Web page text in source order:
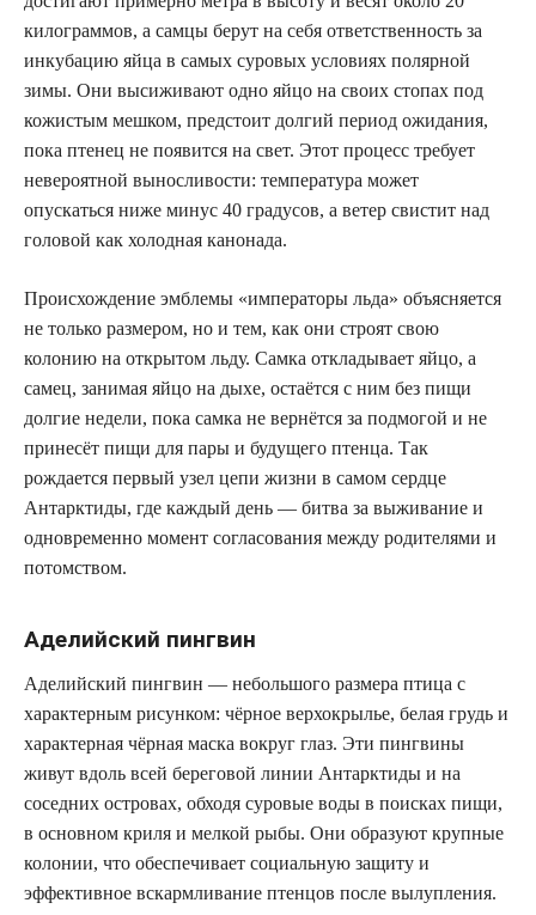
килограммов, а самцы берут на себя ответственность за
инкубацию яйца в самых суровых условиях полярной
зимы. Они высиживают одно яйцо на своих стопах под
кожистым мешком, предстоит долгий период ожидания,
пока птенец не появится на свет. Этот процесс требует
невероятной выносливости: температура может
опускаться ниже минус 40 градусов, а ветер свистит над
головой как холодная канонада.
Происхождение эмблемы «императоры льда» объясняется
не только размером, но и тем, как они строят свою
колонию на открытом льду. Самка откладывает яйцо, а
самец, занимая яйцо на дыхе, остаётся с ним без пищи
долгие недели, пока самка не вернётся за подмогой и не
принесёт пищи для пары и будущего птенца. Так
рождается первый узел цепи жизни в самом сердце
Антарктиды, где каждый день — битва за выживание и
одновременно момент согласования между родителями и
потомством.
Аделийский пингвин
Аделийский пингвин — небольшого размера птица с
характерным рисунком: чёрное верхокрылье, белая грудь и
характерная чёрная маска вокруг глаз. Эти пингвины
живут вдоль всей береговой линии Антарктиды и на
соседних островах, обходя суровые воды в поисках пищи,
в основном криля и мелкой рыбы. Они образуют крупные
колонии, что обеспечивает социальную защиту и
эффективное вскармливание птенцов после вылупления.